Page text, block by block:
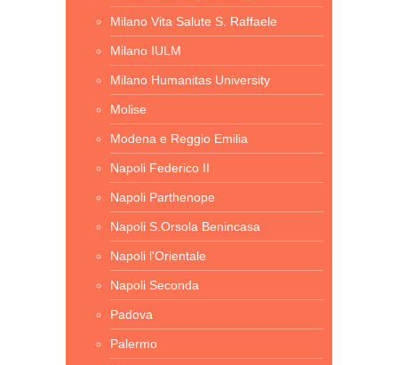
Milano Vita Salute S. Raffaele
Milano IULM
Milano Humanitas University
Molise
Modena e Reggio Emilia
Napoli Federico II
Napoli Parthenope
Napoli S.Orsola Benincasa
Napoli l'Orientale
Napoli Seconda
Padova
Palermo